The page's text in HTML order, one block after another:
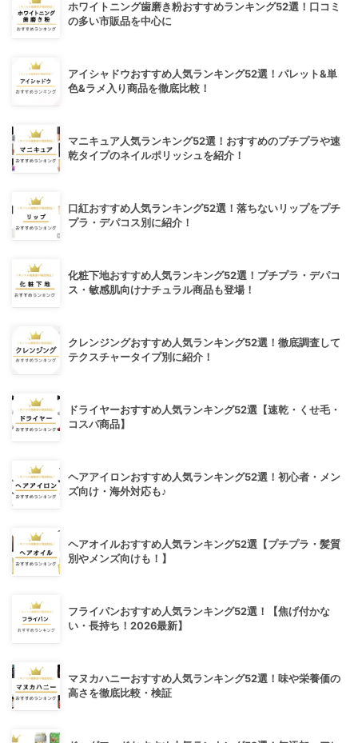
ホワイトニング歯磨き粉おすすめランキング52選！口コミ
の多い市販品を中心に
アイシャドウおすすめ人気ランキング52選！パレット&単
色&ラメ入り商品を徹底比較！
マニキュア人気ランキング52選！おすすめのプチプラや速
乾タイプのネイルポリッシュを紹介！
口紅おすすめ人気ランキング52選！落ちないリップをプチ
プラ・デパコス別に紹介！
化粧下地おすすめ人気ランキング52選！プチプラ・デパコ
ス・敏感肌向けナチュラル商品も登場！
クレンジングおすすめ人気ランキング52選！徹底調査して
テクスチャータイプ別に紹介！
ドライヤーおすすめ人気ランキング52選【速乾・くせ毛・
コスパ商品】
ヘアアイロンおすすめ人気ランキング52選！初心者・メン
ズ向け・海外対応も♪
ヘアオイルおすすめ人気ランキング52選【プチプラ・髪質
別やメンズ向けも！】
フライパンおすすめ人気ランキング52選！【焦げ付かな
い・長持ち！2026最新】
マヌカハニーおすすめ人気ランキング52選！味や栄養価の
高さを徹底比較・検証